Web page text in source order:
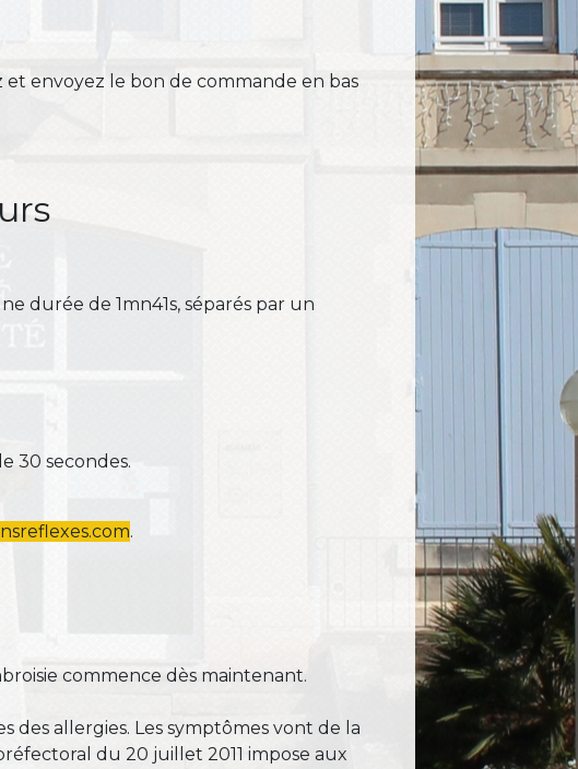
envoyez le bon de commande en bas
durée de 1mn41s, séparés par un
30 secondes.
.
commence dès maintenant.
allergies. Les symptômes vont de la
du 20 juillet 2011 impose aux